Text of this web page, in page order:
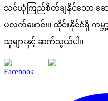
သင်ယုံကြည်စိတ်ချနိုင်သော ဆ
ပလက်ဖောင်း။ ထိုင်းနိုင်ငံရှိ ကမ္ဘ
သူများနှင့် ဆက်သွယ်ပါ။
Facebook